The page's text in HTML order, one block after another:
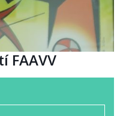
FAAVV